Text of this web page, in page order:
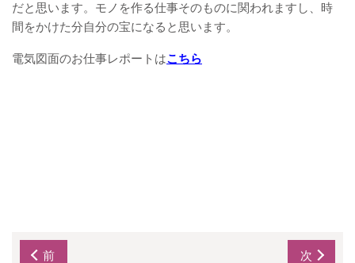
だと思います。モノを作る仕事そのものに関われますし、時
間をかけた分自分の宝になると思います。
電気図面のお仕事レポートはこちら
前 次